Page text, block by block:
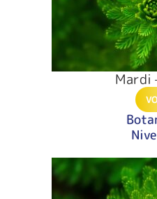
Mardi